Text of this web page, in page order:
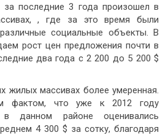
последние 3 года произошел в
, где за это время были
социальные объекты. В
рост цен предложения почти в
два года с 2 200 до 5 200 $
массивах более умеренная.
фактом, что уже к 2012 году
в данном районе оценивались
4 300 $ за сотку, благодаря